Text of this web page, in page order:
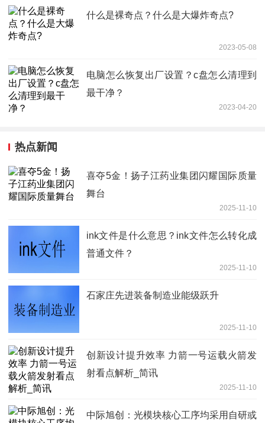
什么是裸奇点？什么是大爆炸奇点?
2023-05-08
电脑怎么恢复出厂设置？c盘怎么清理到
最干净？
2023-04-20
热点新闻
喜夺5金！扬子江药业集团闪耀国际质量
舞台
2025-11-10
ink文件是什么意思？ink文件怎么转化成
普通文件？
2025-11-10
石家庄先进装备制造业能级跃升
2025-11-10
创新设计提升效率 力箭一号运载火箭发
射看点解析_简讯
2025-11-10
中际旭创：光模块核心工序均采用自研或